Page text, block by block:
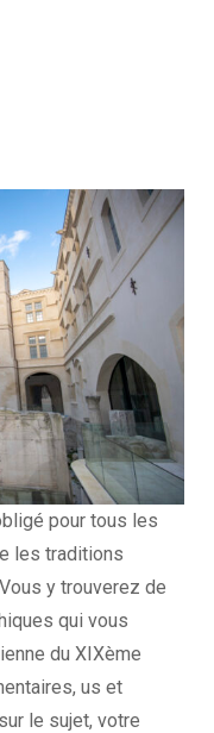
pour tous les
les traditions
y trouverez de
qui vous
du XIXème
us et
le sujet, votre